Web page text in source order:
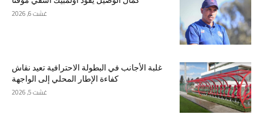
غشت 6, 2026
غلبة الأجانب في البطولة الاحترافية تعيد نقاش
كفاءة الإطار المحلي إلى الواجهة
غشت 5, 2026